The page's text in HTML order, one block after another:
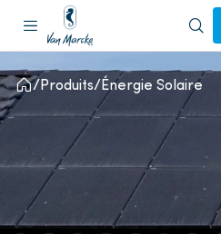
Produits Énergie Solaire